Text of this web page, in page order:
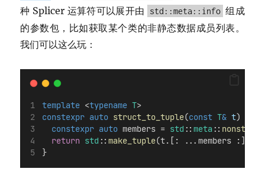
种 Splicer 运算符可以展开由
std::meta::info 组成
的参数包，比如获取某个类的非静态数据成员列表。
我们可以这么玩：
template <typename T>
constexpr auto struct_to_tuple(const T& t) {
constexpr auto members = std :: meta::
return std :: make_tuple(t.[: ...members
}